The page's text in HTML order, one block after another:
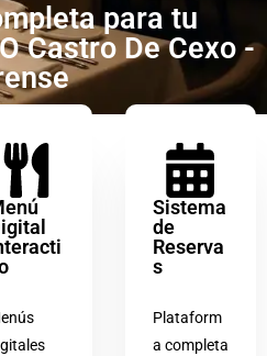
para tu
Castro De Cexo -
Sistema
de
Reserva
s
Plataform
a completa